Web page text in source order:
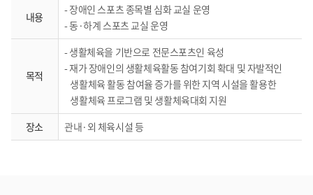
내용
- 장애인 스포츠 종목별 심화 교실 운영
- 동·하계 스포츠 교실 운영
목적
- 생활체육을 기반으로 전문스포츠인 육성
- 재가 장애인의 생활체육활동 참여기회 확대 및 자발적인
생활체육 활동 참여율 증가를 위한 지역 시설을 활용한
생활체육 프로그램 및 생활체육대회 지원
장소
관내·외 체육시설 등